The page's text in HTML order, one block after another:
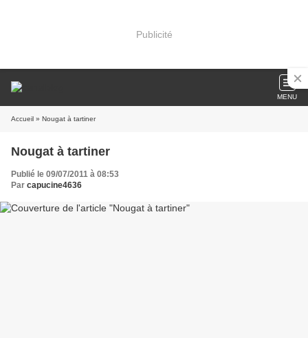
Publicité
MENU
Accueil » Nougat à tartiner
Nougat à tartiner
Publié le 09/07/2011 à 08:53
Par capucine4636